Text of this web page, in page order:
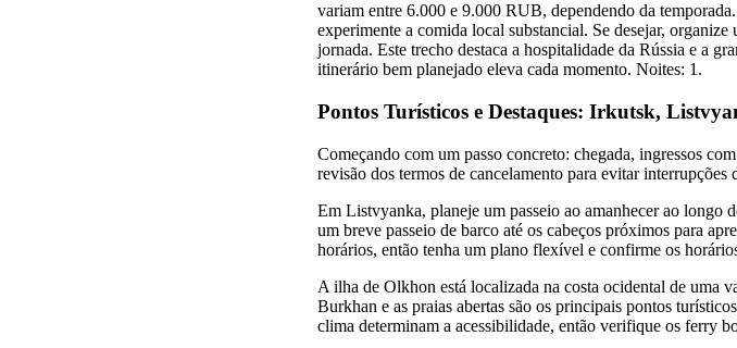
variam entre 6.000 e 9.000 RUB, dependendo da
experimente a comida local substancial. Se desejar,
jornada. Este trecho destaca a hospitalidade da Rússia e a
itinerário bem planejado eleva cada momento. Noites: 1.
Pontos Turísticos e Destaques: Irkutsk,
Começando com um passo concreto: chegada, ingressos
revisão dos termos de cancelamento para evitar interrupções
Em Listvyanka, planeje um passeio ao amanhecer ao longo
um breve passeio de barco até os cabeços próximos para
horários, então tenha um plano flexível e confirme os
A ilha de Olkhon está localizada na costa ocidental de uma
Burkhan e as praias abertas são os principais pontos
clima determinam a acessibilidade, então verifique os ferry